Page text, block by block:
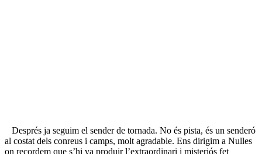
Després ja seguim el sender de tornada. No és pista, és un senderó
al costat dels conreus i camps, molt agradable. Ens dirigim a Nulles
on recordem que s’hi va produir l’extraordinari i misteriós fet